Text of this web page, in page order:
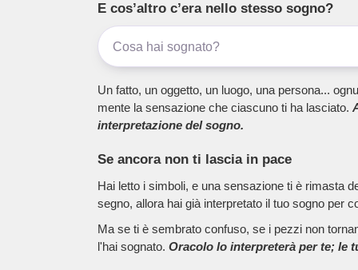
E cos’altro c’era nello stesso sogno?
Un fatto, un oggetto, un luogo, una persona...
mente la sensazione che ciascuno ti ha lasciato.
interpretazione del sogno.
Se ancora non ti lascia in pace
Hai letto i simboli, e una sensazione ti è rimasta
segno, allora hai già interpretato il tuo sogno per
Ma se ti è sembrato confuso, se i pezzi non
l'hai sognato. Oracolo lo interpreterà per te; le